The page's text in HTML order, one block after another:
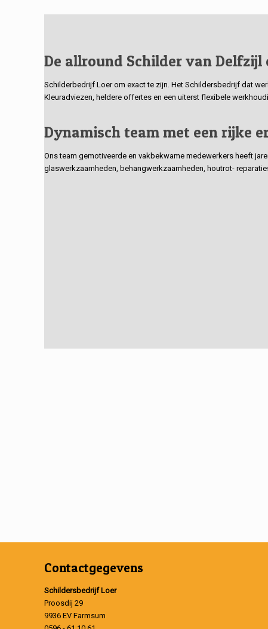
De allround Schilder van
Schilderbedrijf Loer om exact te zijn. Het Schildersbedrijf dat
Kleuradviezen, heldere offertes en een uiterst flexibele
Dynamisch team met een rijke
Ons team gemotiveerde en vakbekwame medewerkers heeft
glaswerkzaamheden, behangwerkzaamheden, houtrot-
Contactgegevens
Schildersbedrijf Loer
Proosdij 29
9936 EV Farmsum